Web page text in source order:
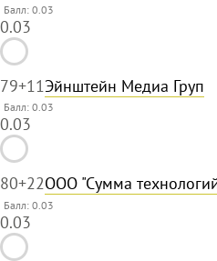
Балл: 0.03
0.03
79+11Эйнштейн Медиа Груп
Балл: 0.03
0.03
80+22ООО "Сумма
Балл: 0.03
0.03